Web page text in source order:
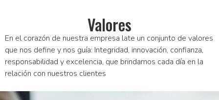
Valores
En el corazón de nuestra empresa late un conjunto de valores
que nos define y nos guía: Integridad, innovación, confianza,
responsabilidad y excelencia, que brindamos cada día en la
relación con nuestros clientes